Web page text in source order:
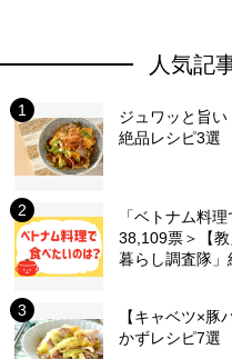
人気記
ジュワッと旨
絶品レシピ3選
「ベトナム料
38,109票＞【
暮らし調査隊」
【キャベツ×豚
かずレシピ7選